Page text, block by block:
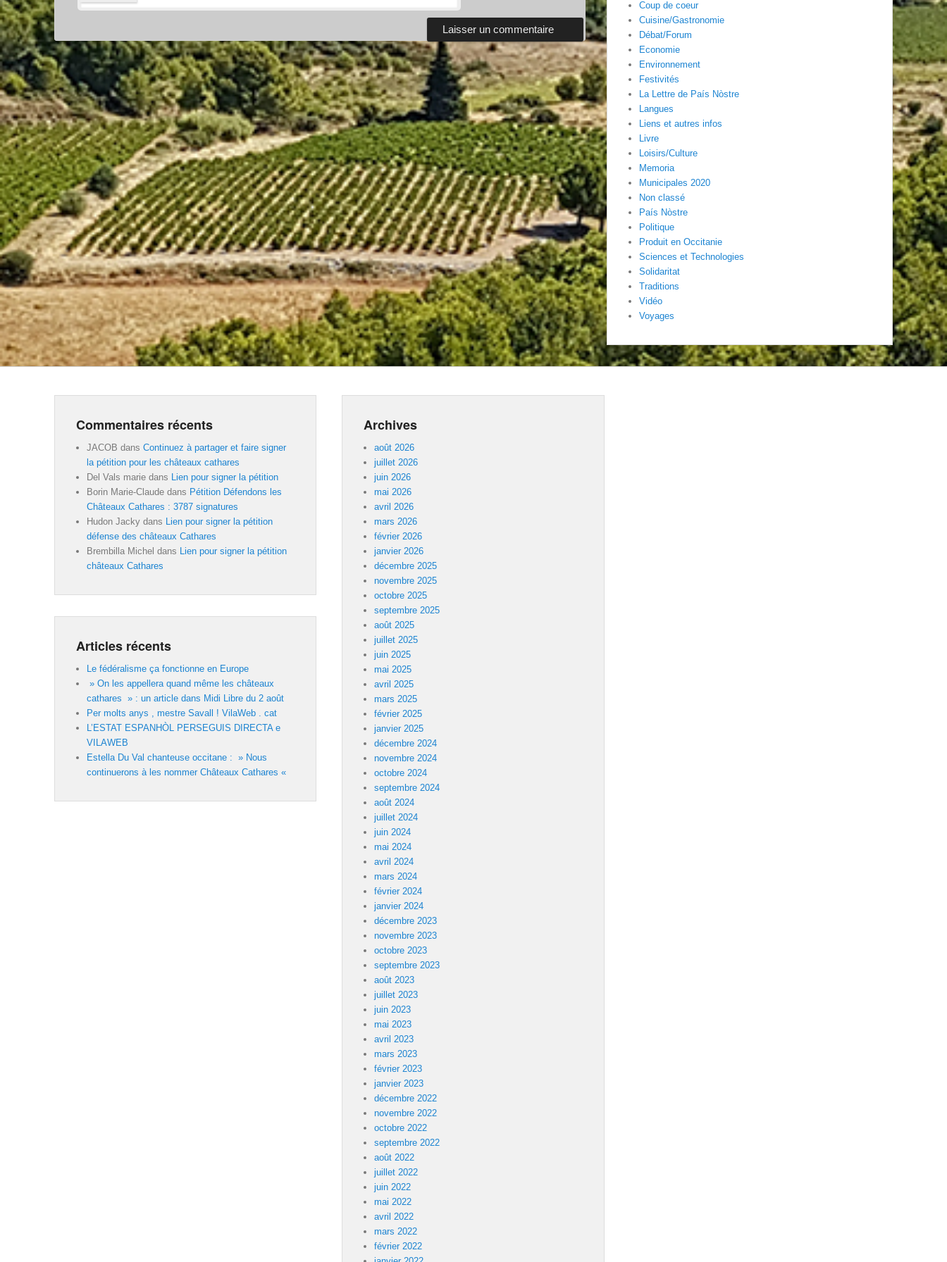
Coup de coeur
Cuisine/Gastronomie
Débat/Forum
Economie
Environnement
Festivités
La Lettre de País Nòstre
Langues
Liens et autres infos
Livre
Loisirs/Culture
Memoria
Municipales 2020
Non classé
País Nòstre
Politique
Produit en Occitanie
Sciences et Technologies
Solidaritat
Traditions
Vidéo
Voyages
Commentaires récents
JACOB dans Continuez à partager et faire signer
la pétition pour les châteaux cathares
Del Vals marie dans
Lien pour signer la pétition
Borin Marie-Claude dans Pétition Défendons les
Châteaux Cathares : 3787 signatures
Hudon Jacky dans
Lien pour signer la pétition
défense des châteaux Cathares
Brembilla Michel dans
Lien pour signer la pétition
châteaux Cathares
Articles récents
Le fédéralisme ça fonctionne en Europe
» On les appellera quand même les châteaux
cathares » : un article dans Midi Libre du 2 août
Per molts anys , mestre Savall ! VilaWeb . cat
L’ESTAT ESPANHÒL PERSEGUIS DIRECTA e
VILAWEB
Estella Du Val chanteuse occitane : » Nous
continuerons à les nommer Châteaux Cathares «
Archives
août 2026
juillet 2026
juin 2026
mai 2026
avril 2026
mars 2026
février 2026
janvier 2026
décembre 2025
novembre 2025
octobre 2025
septembre 2025
août 2025
juillet 2025
juin 2025
mai 2025
avril 2025
mars 2025
février 2025
janvier 2025
décembre 2024
novembre 2024
octobre 2024
septembre 2024
août 2024
juillet 2024
juin 2024
mai 2024
avril 2024
mars 2024
février 2024
janvier 2024
décembre 2023
novembre 2023
octobre 2023
septembre 2023
août 2023
juillet 2023
juin 2023
mai 2023
avril 2023
mars 2023
février 2023
janvier 2023
décembre 2022
novembre 2022
octobre 2022
septembre 2022
août 2022
juillet 2022
juin 2022
mai 2022
avril 2022
mars 2022
février 2022